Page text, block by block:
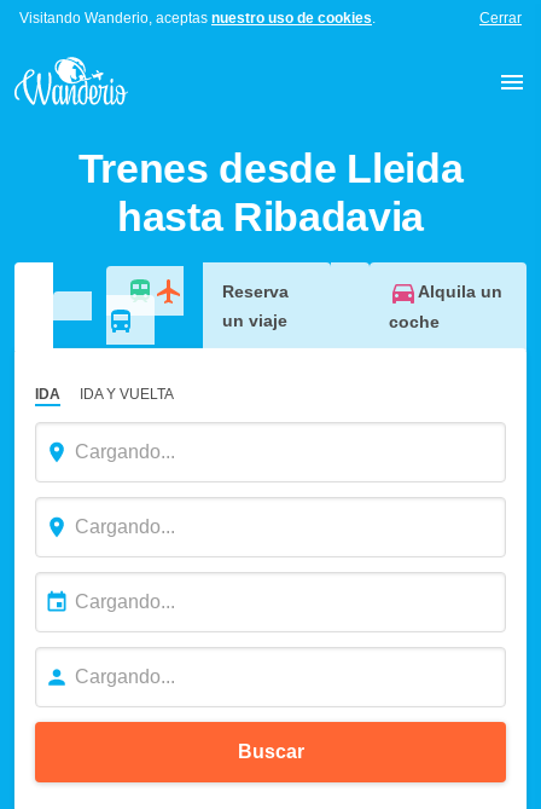
Visitando Wanderio, aceptas nuestro uso de cookies. Cerrar
Trenes desde Lleida
hasta Ribadavia
Reserva
un viaje
Alquila un
coche
IDA IDA Y VUELTA
Buscar